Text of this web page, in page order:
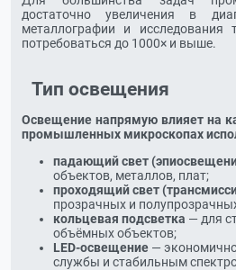
достаточно увеличения в
металлографии и исследования
потребоваться до 1000× и выше.
Тип освещения
Освещение напрямую влияет на
промышленных микроскопах
падающий свет
объектов, металлов, плат;
проходящий свет
прозрачных и
кольцевая подсветка — для
объёмных объектов;
LED-освещение —
службы и стабильным